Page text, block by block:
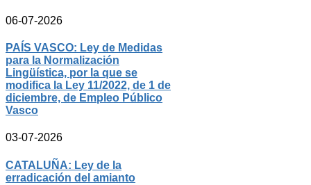
06-07-2026
PAÍS VASCO: Ley de Medidas
para la Normalización
Lingüística, por la que se
modifica la Ley 11/2022, de 1 de
diciembre, de Empleo Público
Vasco
03-07-2026
CATALUÑA: Ley de la
erradicación del amianto